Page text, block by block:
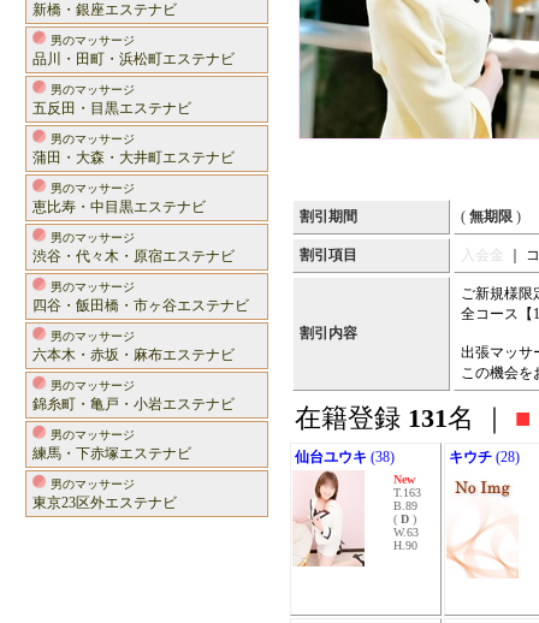
新橋・銀座エステナビ
男のマッサージ
品川・田町・浜松町エステナビ
男のマッサージ
五反田・目黒エステナビ
男のマッサージ
蒲田・大森・大井町エステナビ
男のマッサージ
恵比寿・中目黒エステナビ
男のマッサージ
渋谷・代々木・原宿エステナビ
男のマッサージ
四谷・飯田橋・市ヶ谷エステナビ
男のマッサージ
六本木・赤坂・麻布エステナビ
男のマッサージ
錦糸町・亀戸・小岩エステナビ
男のマッサージ
練馬・下赤塚エステナビ
男のマッサージ
東京23区外エステナビ
割引期間 ( 無期限 )
割引項目 入会金 ｜
割引内容
ご新規様限
全コース【
出張マッサ
この機会を
在籍登録 131名 ｜ ■
仙台ユウキ (38)
New
T.163
B.89
( D )
W.63
H.90
キウチ (28)